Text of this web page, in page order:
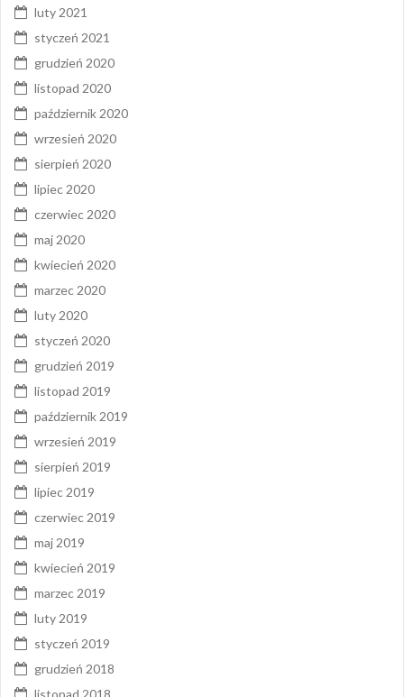
luty 2021
styczeń 2021
grudzień 2020
listopad 2020
październik 2020
wrzesień 2020
sierpień 2020
lipiec 2020
czerwiec 2020
maj 2020
kwiecień 2020
marzec 2020
luty 2020
styczeń 2020
grudzień 2019
listopad 2019
październik 2019
wrzesień 2019
sierpień 2019
lipiec 2019
czerwiec 2019
maj 2019
kwiecień 2019
marzec 2019
luty 2019
styczeń 2019
grudzień 2018
listopad 2018